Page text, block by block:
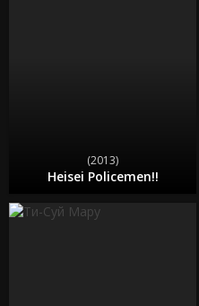
(2013)
Heisei Policemen!!